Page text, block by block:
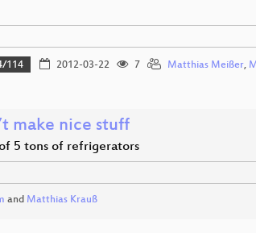
114 2012-03-22 7 Matthias Meißer,
make nice stuff
5 tons of refrigerators
and Matthias Krauß